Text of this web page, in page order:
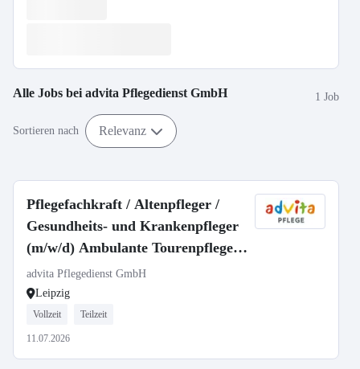
Alle Jobs bei advita Pflegedienst GmbH 1 Job
Sortieren nach Relevanz
Pflegefachkraft / Altenpfleger /
Gesundheits- und Krankenpfleger
(m/w/d) Ambulante Tourenpflege |
Vollzeit oder Teilzeit | Leipzig
advita Pflegedienst GmbH
Leipzig
Vollzeit Teilzeit
11.07.2026